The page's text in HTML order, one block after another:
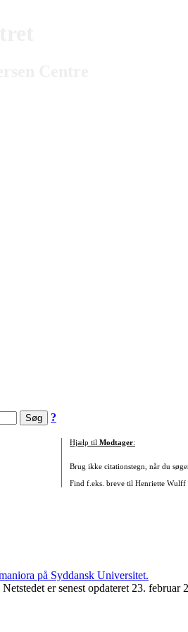
?
Hjælp til Modtager:
Brug ikke citationstegn, når du
Find f.eks. breve til Henriette Wulff
er senest opdateret 23. februar